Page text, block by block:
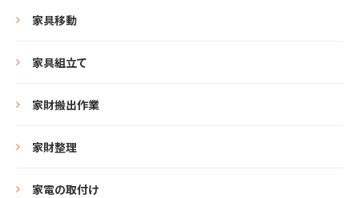
家具移動
家具組立て
家財搬出作業
家財整理
家電の取付け